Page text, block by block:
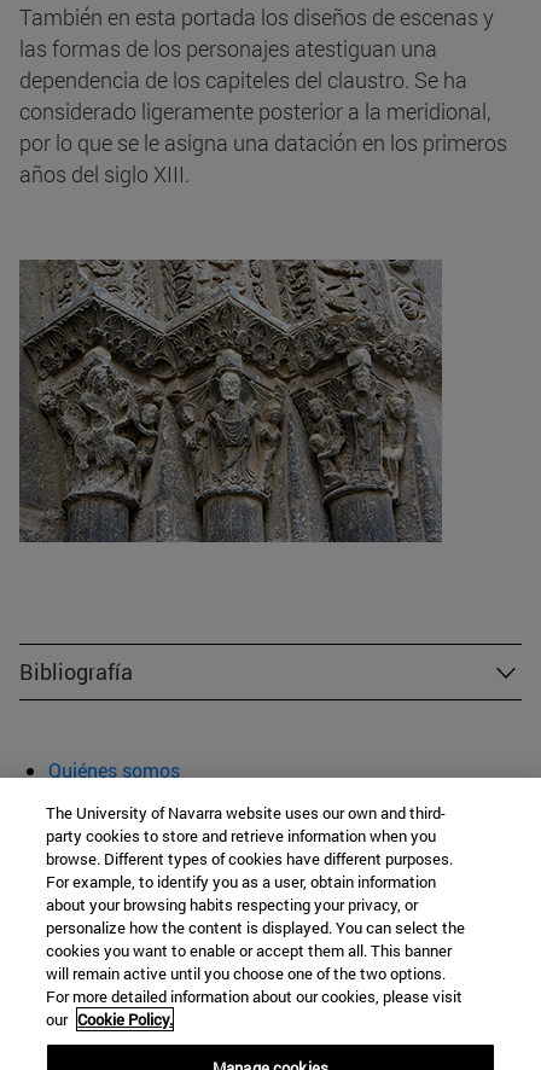
También en esta portada los diseños de escenas y
las formas de los personajes atestiguan una
dependencia de los capiteles del claustro. Se ha
considerado ligeramente posterior a la meridional,
por lo que se le asigna una datación en los primeros
años del siglo XIII.
Bibliografía
Quiénes somos
Aula abierta
Cátedra de Patrimonio y Arte Navarro
Facultad de Filosofía y Letras
Campus Universitario s/n
Navarra
The University of Navarra website uses our own and third-
party cookies to store and retrieve information when you
browse. Different types of cookies have different purposes.
For example, to identify you as a user, obtain information
about your browsing habits respecting your privacy, or
personalize how the content is displayed. You can select the
cookies you want to enable or accept them all. This banner
will remain active until you choose one of the two options.
For more detailed information about our cookies, please visit
our Cookie Policy.